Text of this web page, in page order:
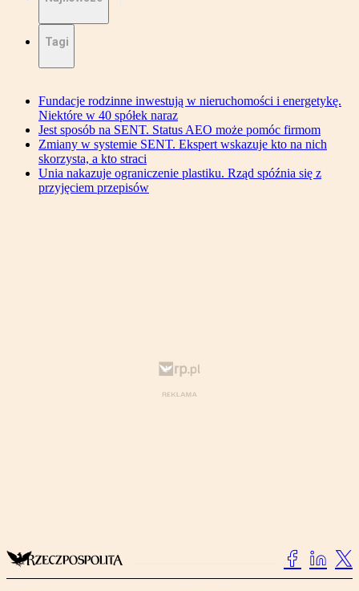
Tagi
Fundacje rodzinne inwestują w nieruchomości i energetykę.
Niektóre w 40 spółek naraz
Jest sposób na SENT. Status AEO może pomóc firmom
Zmiany w systemie SENT. Ekspert wskazuje kto na nich
skorzysta, a kto straci
Unia nakazuje ograniczenie plastiku. Rząd spóźnia się z
przyjęciem przepisów